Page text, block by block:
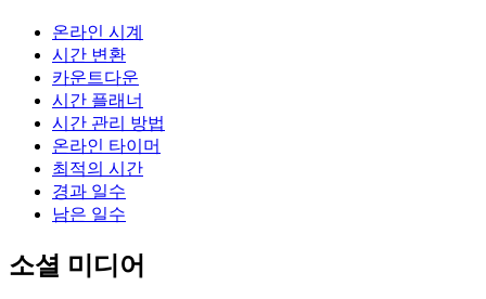
온라인 시계
시간 변환
카운트다운
시간 플래너
시간 관리 방법
온라인 타이머
최적의 시간
경과 일수
남은 일수
소셜 미디어